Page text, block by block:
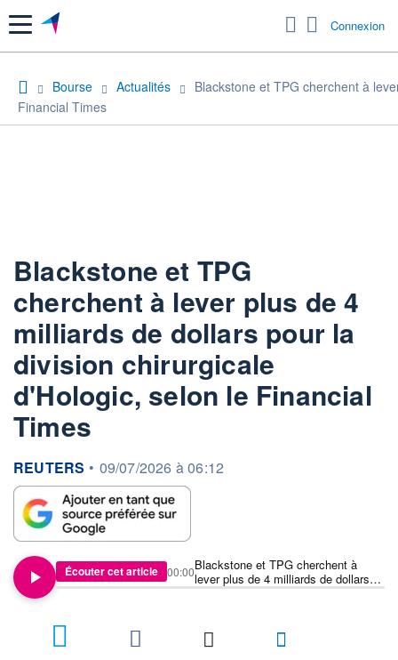
Menu Connexion
Bourse Actualités
Blackstone et TPG cherchent à
Financial Times
Blackstone et TPG
cherchent à lever plus de 4
milliards de dollars pour la
division chirurgicale
d'Hologic, selon le Financial
Times
information fournie par
REUTERS • 09/07/2026 à 06:12
Écouter cet article
Blackstone et TPG cherchent à
lever plus de 4 milliards de dollars
pour la division chirurgicale
00:00